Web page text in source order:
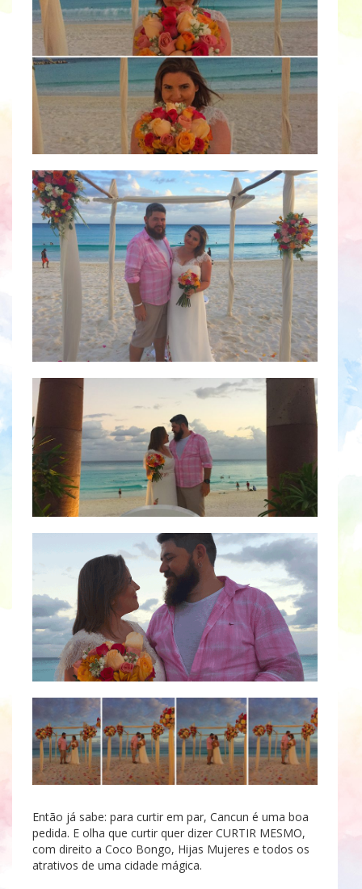
Então já sabe: para curtir em par, Cancun é uma boa
pedida. E olha que curtir quer dizer CURTIR MESMO,
com direito a Coco Bongo, Hijas Mujeres e todos os
atrativos de uma cidade mágica.